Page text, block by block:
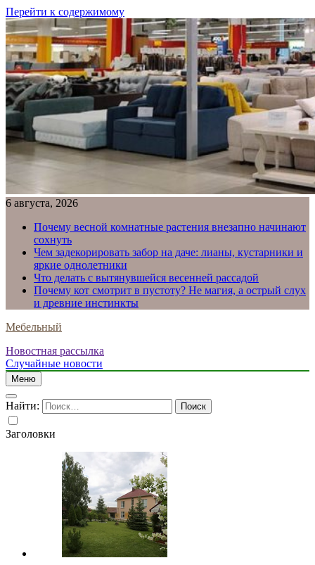
Перейти к содержимому
6 августа, 2026
Почему весной комнатные растения внезапно начинают
сохнуть
Чем задекорировать забор на даче: лианы, кустарники и
яркие однолетники
Что делать с вытянувшейся весенней рассадой
Почему кот смотрит в пустоту? Не магия, а острый слух
и древние инстинкты
Мебельный
Новостная рассылка
Случайные новости
Меню
Найти:
Заголовки